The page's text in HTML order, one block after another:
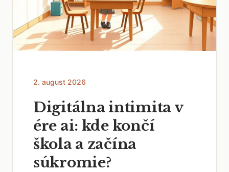
2. august 2026
Digitálna intimita v
ére ai: kde končí
škola a začína
súkromie?